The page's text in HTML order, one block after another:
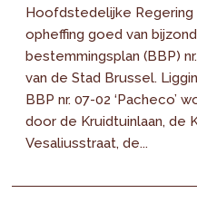
Hoofdstedelijke
opheffing goed van
bestemmingsplan (BBP)
van de Stad Brussel.
BBP nr. 07-02 ‘Pacheco’
door de Kruidtuinlaan, de
Vesaliusstraat, de...